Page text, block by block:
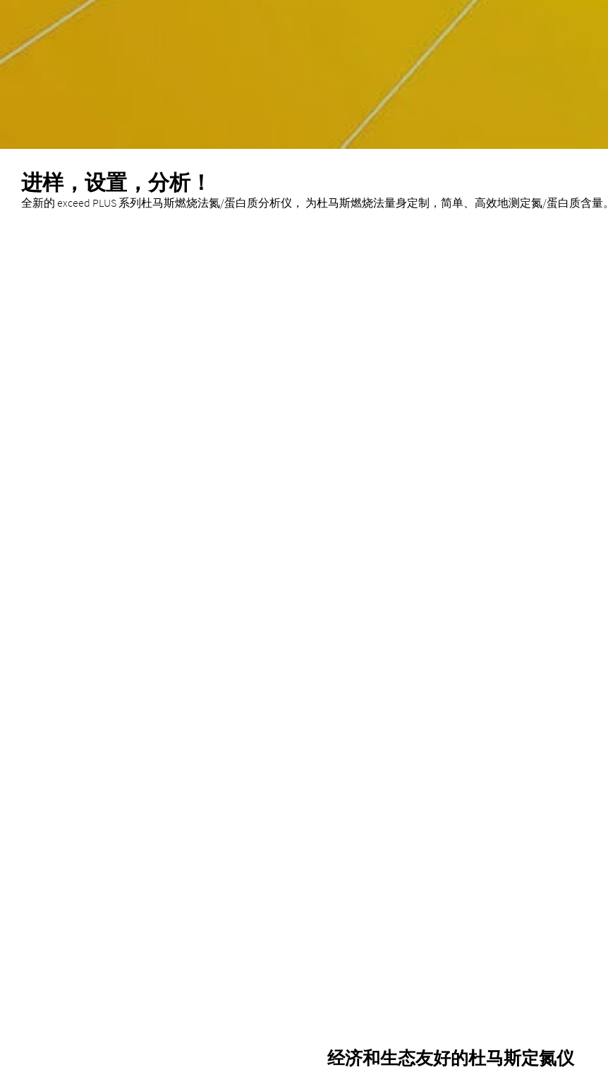
进样，设置，分析！
全新的 exceed PLUS 系列杜马斯燃烧法氮/蛋白质分析仪， 为杜马斯燃烧法量身定制，简单、高效地测定氮/蛋白质含量。
经济和生态友好的杜马斯定氮仪